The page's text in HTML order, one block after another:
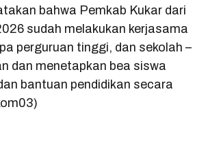
bahwa Pemkab Kukar dari
sudah melakukan kerjasama
perguruan tinggi, dan sekolah –
dan menetapkan bea siswa
bantuan pendidikan secara